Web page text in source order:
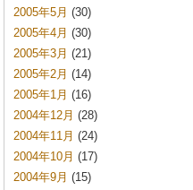
2005年5月 (30)
2005年4月 (30)
2005年3月 (21)
2005年2月 (14)
2005年1月 (16)
2004年12月 (28)
2004年11月 (24)
2004年10月 (17)
2004年9月 (15)